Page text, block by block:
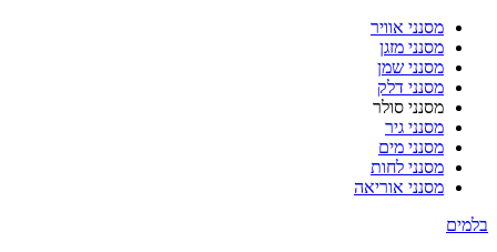
מסנני אוויר
מסנני מזגן
מסנני שמן
מסנני דלק
מסנני סולר
מסנני גיר
מסנני מים
מסנני לחות
מסנני אוריאה
בלמים